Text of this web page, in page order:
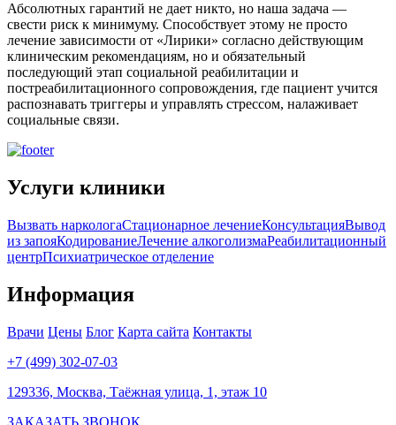
Абсолютных гарантий не дает никто, но наша задача —
свести риск к минимуму. Способствует этому не просто
лечение зависимости от «Лирики» согласно действующим
клиническим рекомендациям, но и обязательный
последующий этап социальной реабилитации и
постреабилитационного сопровождения, где пациент учится
распознавать триггеры и управлять стрессом, налаживает
социальные связи.
Услуги клиники
Вызвать наркологаСтационарное лечениеКонсультацияВывод
из запояКодированиеЛечение алкоголизмаРеабилитационный
центрПсихиатрическое отделение
Информация
Врачи Цены Блог Карта сайта Контакты
+7 (499) 302-07-03
129336, Москва, Таёжная улица, 1, этаж 10
ЗАКАЗАТЬ ЗВОНОК